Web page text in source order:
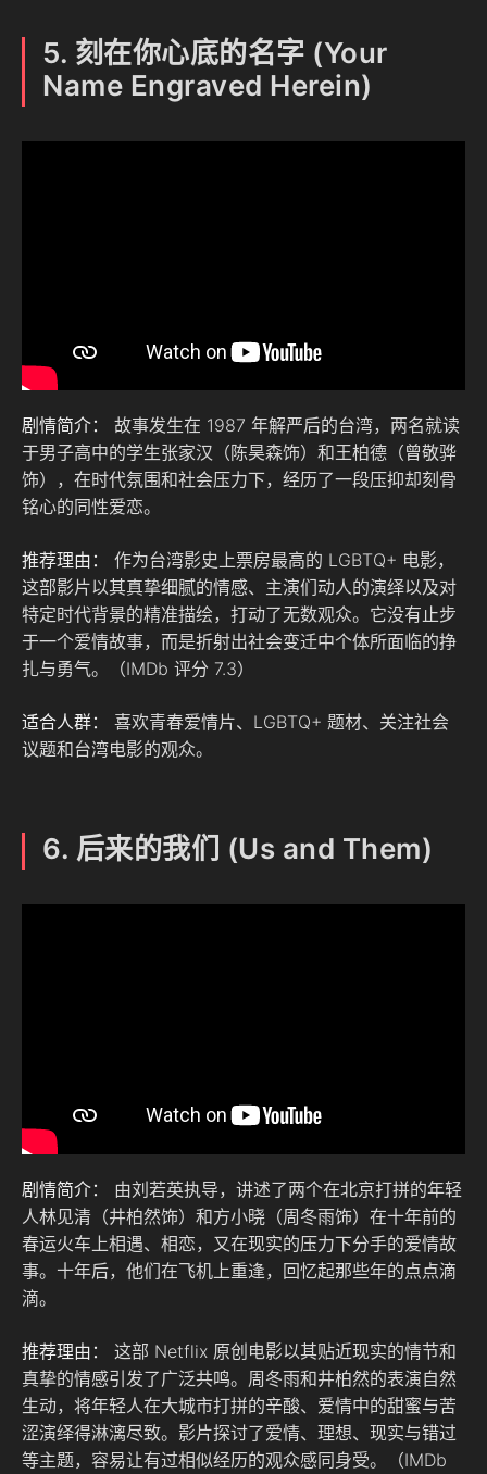
5. 刻在你心底的名字 (Your
Name Engraved Herein)
剧情简介：
故事发生在 1987 年解严后的台湾，两名就读
于男子高中的学生张家汉（陈昊森饰）和王柏德（曾敬骅
饰），在时代氛围和社会压力下，经历了一段压抑却刻骨
铭心的同性爱恋。
推荐理由：
作为台湾影史上票房最高的 LGBTQ+ 电影，
这部影片以其真挚细腻的情感、主演们动人的演绎以及对
特定时代背景的精准描绘，打动了无数观众。它没有止步
于一个爱情故事，而是折射出社会变迁中个体所面临的挣
扎与勇气。（IMDb 评分 7.3）
适合人群：
喜欢青春爱情片、LGBTQ+ 题材、关注社会
议题和台湾电影的观众。
6. 后来的我们 (Us and Them)
剧情简介：
由刘若英执导，讲述了两个在北京打拼的年轻
人林见清（井柏然饰）和方小晓（周冬雨饰）在十年前的
春运火车上相遇、相恋，又在现实的压力下分手的爱情故
事。十年后，他们在飞机上重逢，回忆起那些年的点点滴
滴。
推荐理由：
这部 Netflix 原创电影以其贴近现实的情节和
真挚的情感引发了广泛共鸣。周冬雨和井柏然的表演自然
生动，将年轻人在大城市打拼的辛酸、爱情中的甜蜜与苦
涩演绎得淋漓尽致。影片探讨了爱情、理想、现实与错过
等主题，容易让有过相似经历的观众感同身受。（IMDb